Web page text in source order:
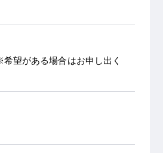
望がある場合はお申し出く